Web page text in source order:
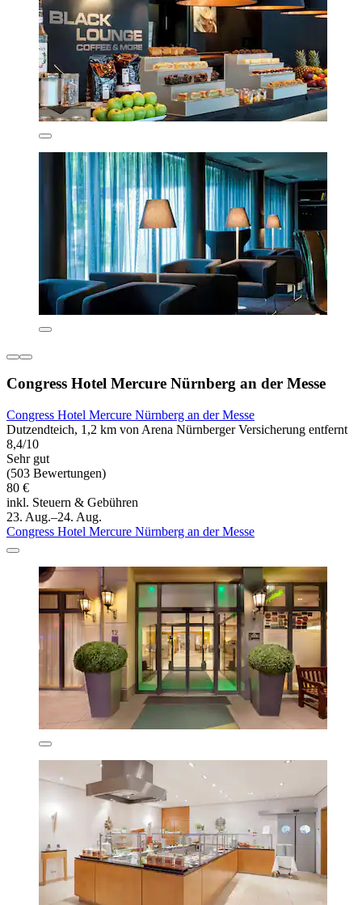
Congress Hotel Mercure Nürnberg an der Messe
Congress Hotel Mercure Nürnberg an der Messe
Dutzendteich, 1,2 km von Arena Nürnberger Versicherung entfernt
8,4/10
Sehr gut
(503 Bewertungen)
80 €
inkl. Steuern & Gebühren
23. Aug.–24. Aug.
Congress Hotel Mercure Nürnberg an der Messe